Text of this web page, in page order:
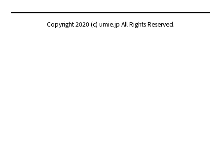
Copyright 2020 (c) umie.jp All Rights Reserved.